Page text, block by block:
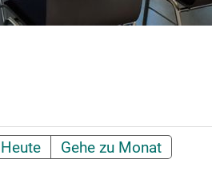
Heute Gehe zu Monat